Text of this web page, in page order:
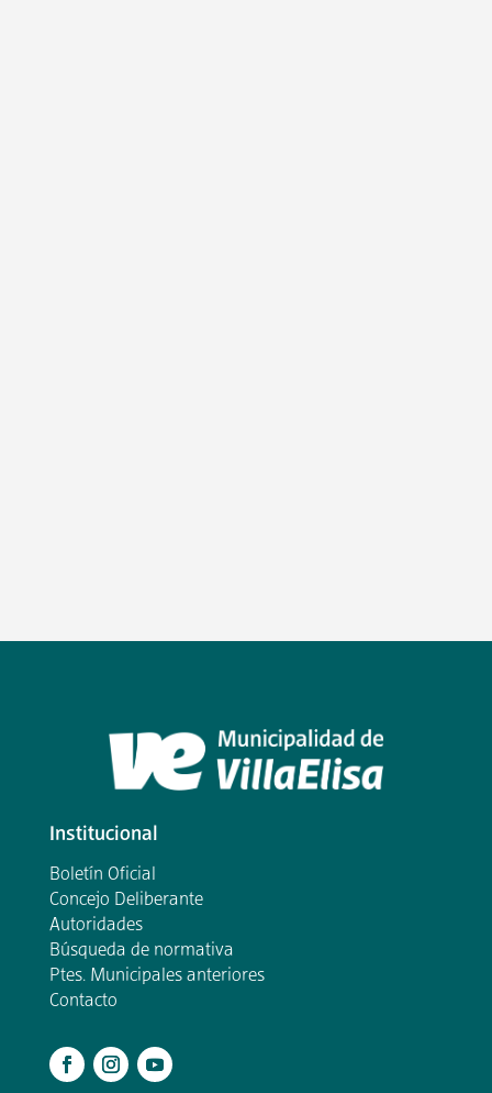
Institucional
Boletín Oficial
Concejo Deliberante
Autoridades
Búsqueda de normativa
Ptes. Municipales anteriores
Contacto